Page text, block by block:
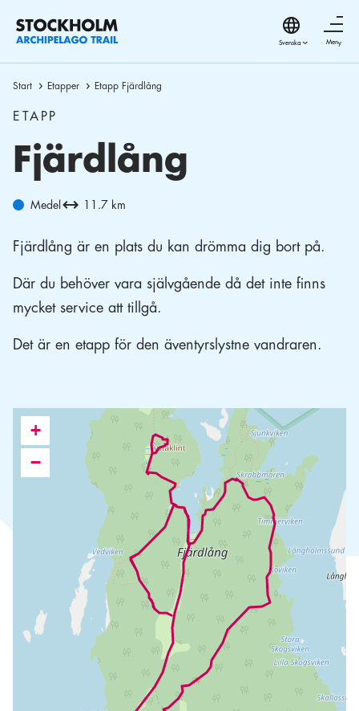
Meny
Start Etapper Etapp Fjärdlång
ETAPP
Fjärdlång
Medel 11.7 km
Fjärdlång är en plats du kan drömma dig bort på.
Där du behöver vara självgående då det inte finns
mycket service att tillgå.
Det är en etapp för den äventyrslystne vandraren.
+
−